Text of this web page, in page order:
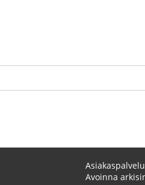
Asiakaspalvelu
Avoinna